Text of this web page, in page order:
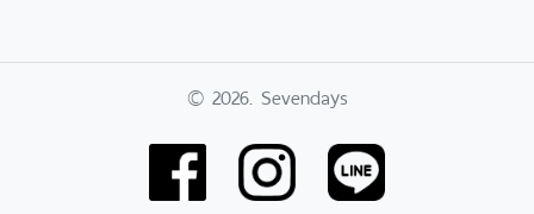
© 2026. Sevendays